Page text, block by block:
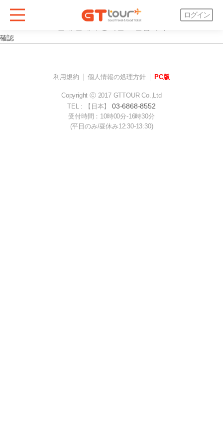
ログイン
案内
確認
利用規約 個人情報の処理方針 PC版
Copyright ⓒ 2017 GTTOUR Co.,Ltd
TEL : 【日本】03-6868-8552
受付時間：10時00分-16時30分
(平日のみ/昼休み12:30-13:30)